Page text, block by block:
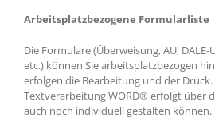
Arbeitsplatzbezogene Formularliste
Die Formulare (Überweisung, AU,
etc.) können Sie arbeitsplatzbezogen
erfolgen die Bearbeitung und der
Textverarbeitung WORD® erfolgt über
auch noch individuell gestalten können.